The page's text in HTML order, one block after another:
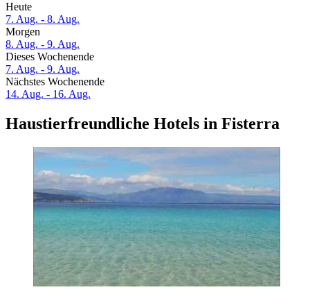
Heute
7. Aug. - 8. Aug.
Morgen
8. Aug. - 9. Aug.
Dieses Wochenende
7. Aug. - 9. Aug.
Nächstes Wochenende
14. Aug. - 16. Aug.
Haustierfreundliche Hotels in Fisterra